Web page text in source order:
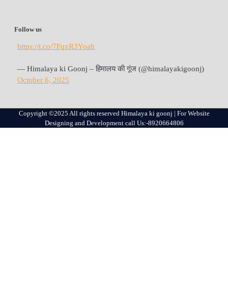
Follow us
https://t.co/7FqxR3Yoah
— Himalaya ki Goonj – हिमालय की गूंज (@himalayakigoonj)
October 6, 2025
Copyright ©2025 All rights reserved Himalaya ki goonj | For Website
Designing and Development call Us:-8920664806